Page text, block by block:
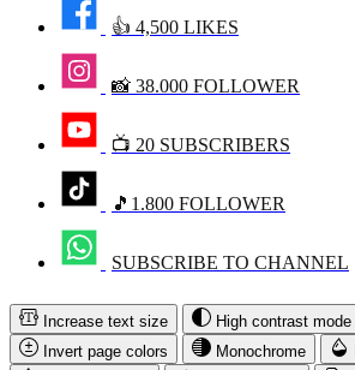
👍 4,500 LIKES
📸 38.000 FOLLOWER
📺 20 SUBSCRIBERS
🎵1.800 FOLLOWER
SUBSCRIBE TO CHANNEL
Increase text size
High contrast mode
Invert page colors
Monochrome